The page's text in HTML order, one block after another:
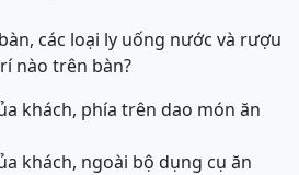
các loại ly uống nước và rượu
nào trên bàn?
khách, phía trên dao món ăn
khách, ngoài bộ dụng cụ ăn